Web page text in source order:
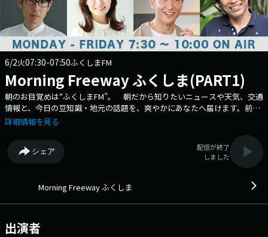
6/2火07:30-07:50ふくしまFM
Morning Freeway ふくしま(PART1)
朝のお目覚めは”ふくしまFM”。 朝だから知りたいニュースや天気、交通
情報と、今日の豆知識・地元の話題を、爽やかにあなたへ届けます。前半
は“情報をコンパクトに聴きやすく”、後半は“音楽・アーティスト情報”な
けソングをラジオで聴いて、一日元気にお過ごしください ▽07:30〜
【 ヘッドラインニュース 】 --- ▽07:35〜 【 ウェザーレポート 】 -
-- ▽07:40〜 【 きょうナビ 】 --- ▽07:45〜 【 ヒット&トラフィ
https://www.fmf.co.jp/radio/morningfreeway/ メッセージフォーム：
詳細情報を見る
シェア
配信が終了
しました
Morning Freeway ふくしま
出演者